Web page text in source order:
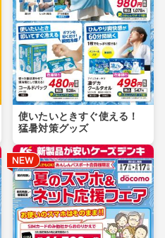
使いたいときすぐ使える！
猛暑対策グッズ